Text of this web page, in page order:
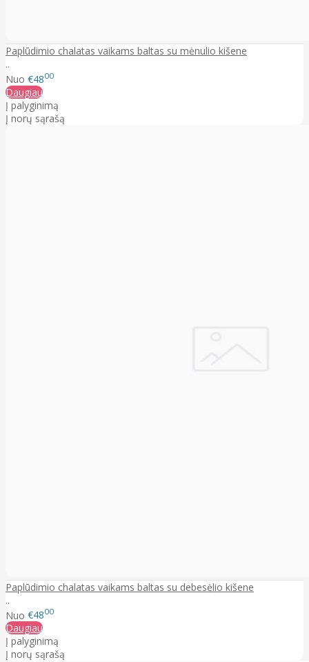
Paplūdimio chalatas vaikams baltas su mėnulio kišene
..
Nuo €4800
Daugiau
Į palyginimą
Į norų sąrašą
Paplūdimio chalatas vaikams baltas su debesėlio kišene
..
Nuo €4800
Daugiau
Į palyginimą
Į norų sąrašą